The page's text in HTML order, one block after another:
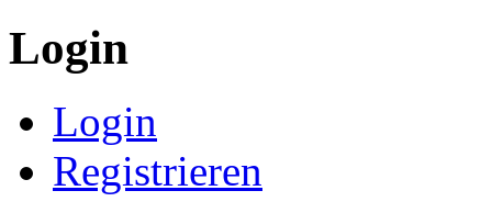
Login
Login
Registrieren